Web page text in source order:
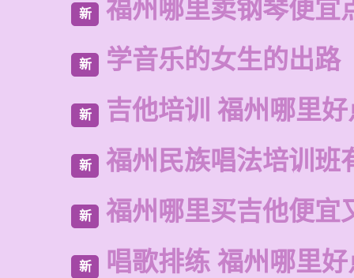
新 福州哪里卖钢琴便宜
新 学音乐的女生的出路
新 吉他培训 福州哪里好
新 福州民族唱法培训班
新 福州哪里买吉他便宜
新 唱歌排练 福州哪里